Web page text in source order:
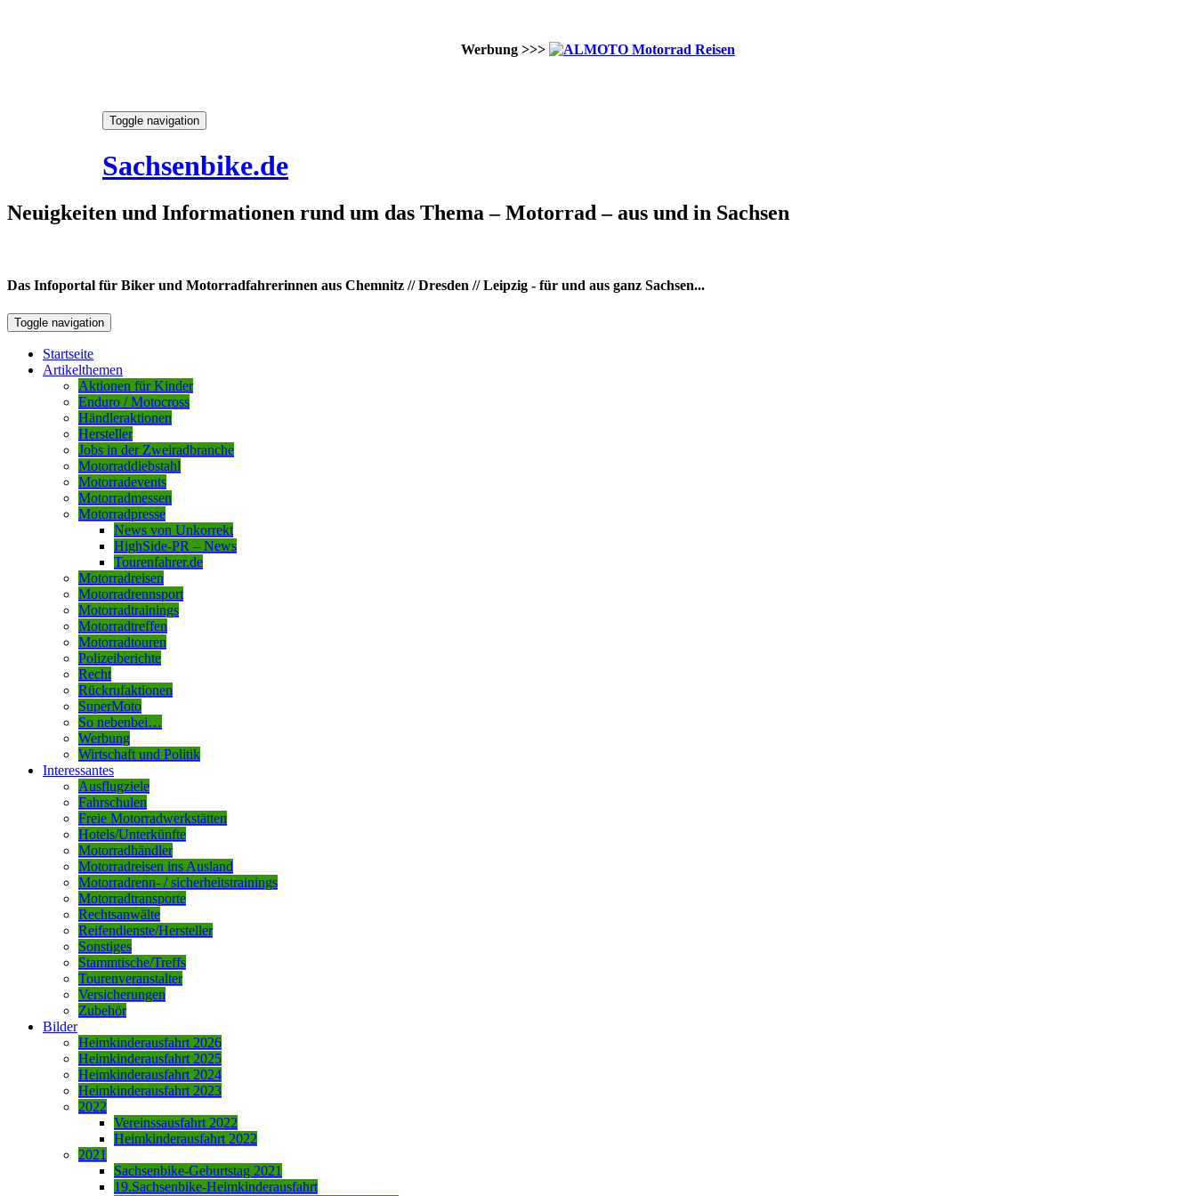
Werbung >>>
Toggle navigation
Sachsenbike.de
Neuigkeiten und Informationen rund um das Thema – Motorrad – aus und in Sachsen
Das Infoportal für Biker und Motorradfahrerinnen aus Chemnitz // Dresden // Leipzig - für und aus ganz Sachsen...
Toggle navigation
Startseite
Artikelthemen
Aktionen für Kinder
Enduro / Motocross
Händleraktionen
Hersteller
Jobs in der Zweiradbranche
Motorraddiebstahl
Motorradevents
Motorradmessen
Motorradpresse
News von Unkorrekt
HighSide-PR – News
Tourenfahrer.de
Motorradreisen
Motorradrennsport
Motorradtrainings
Motorradtreffen
Motorradtouren
Polizeiberichte
Recht
Rückrufaktionen
SuperMoto
So nebenbei…
Werbung
Wirtschaft und Politik
Interessantes
Ausflugziele
Fahrschulen
Freie Motorradwerkstätten
Hotels/Unterkünfte
Motorradhändler
Motorradreisen ins Ausland
Motorradrenn- / sicherheitstrainings
Motorradtransporte
Rechtsanwälte
Reifendienste/Hersteller
Sonstiges
Stammtische/Treffs
Tourenveranstalter
Versicherungen
Zubehör
Bilder
Heimkinderausfahrt 2026
Heimkinderausfahrt 2025
Heimkinderausfahrt 2024
Heimkinderausfahrt 2023
2022
Vereinssausfahrt 2022
Heimkinderausfahrt 2022
2021
Sachsenbike-Geburtstag 2021
19.Sachsenbike-Heimkinderausfahrt